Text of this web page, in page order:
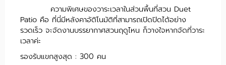
ความพิเศษของวาระเวลาในส่วนพื้นที่สวน Duet
Patio คือ ที่นี่มีหลังคาอัติโนมัติที่สามารถเปิดปิดได้อย่าง
รวดเร็ว จะจัดงานบรรยากาศสวนฤดูไหน ก็วางใจหากจัดที่วาระ
เวลาค่ะ
​รองรับแขกสูงสุด : 300 คน